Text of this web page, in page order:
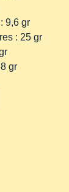
9,6 gr
: 25 gr
gr